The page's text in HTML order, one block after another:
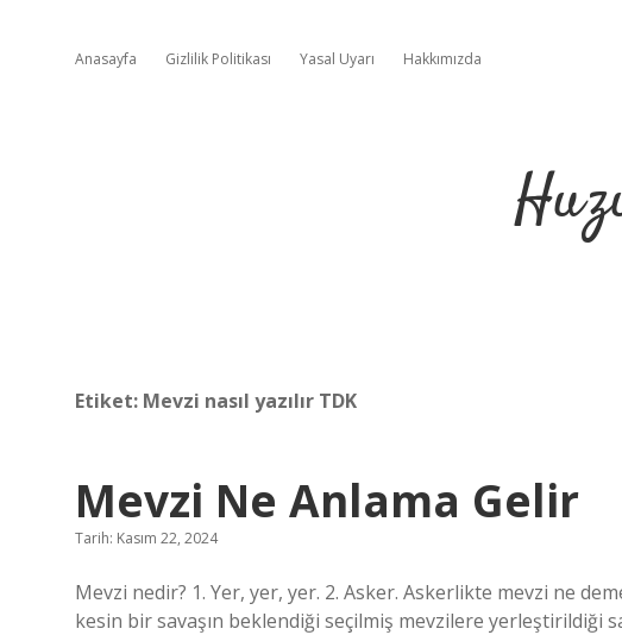
Anasayfa Gizlilik Politikası Yasal Uyarı Hakkımızda
Etiket: Mevzi nasıl yazılır TDK
Mevzi Ne Anlama Gelir
Tarih: Kasım 22, 2024
Mevzi nedir? 1. Yer, yer, yer. 2. Asker. Askerlikte mevzi ne
kesin bir savaşın beklendiği seçilmiş mevzilere yerleştirildiği